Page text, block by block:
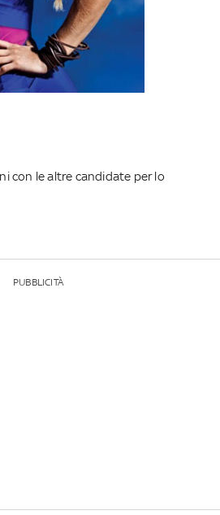
con le altre candidate per lo
PUBBLICITÀ